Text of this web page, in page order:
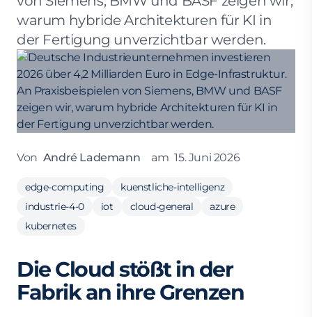
warum hybride Architekturen für KI in
der Fertigung unverzichtbar werden.
Von André Lademann am 15. Juni 2026
edge-computing
kuenstliche-intelligenz
industrie-4-0
iot cloud-general
azure
kubernetes
Die Cloud stößt in der
Fabrik an ihre Grenzen